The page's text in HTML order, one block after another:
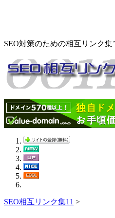
SEO対策のための相互リンク
SEO相互リンク集11 >